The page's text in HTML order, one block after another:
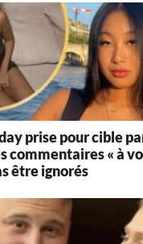
prise pour cible
commentaires « à
être ignorés